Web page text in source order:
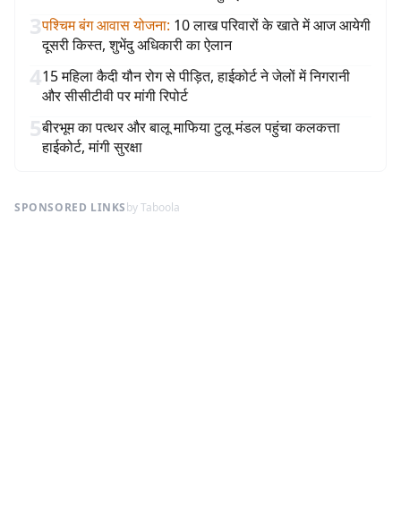
3पश्चिम बंग आवास योजना: 10 लाख परिवारों के खाते में आज आयेगी
दूसरी किस्त, शुभेंदु अधिकारी का ऐलान
415 महिला कैदी यौन रोग से पीड़ित, हाईकोर्ट ने जेलों में निगरानी
और सीसीटीवी पर मांगी रिपोर्ट
5बीरभूम का पत्थर और बालू माफिया टुलू मंडल पहुंचा कलकत्ता
हाईकोर्ट, मांगी सुरक्षा
SPONSORED LINKSby Taboola